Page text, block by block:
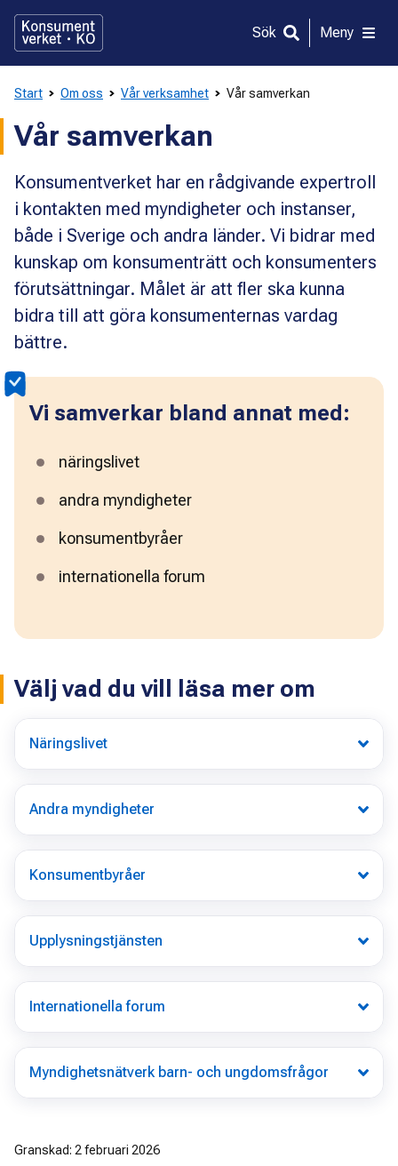
direkt
innehållet
Sök Meny
Start Om oss Vår verksamhet Vår samverkan
Vår samverkan
Konsumentverket har en rådgivande expertroll
i kontakten med myndigheter och instanser,
både i Sverige och andra länder. Vi bidrar med
kunskap om konsumenträtt och konsumenters
förutsättningar. Målet är att fler ska kunna
bidra till att göra konsumenternas vardag
bättre.
Vi samverkar bland annat med:
näringslivet
andra myndigheter
konsumentbyråer
internationella forum
Välj vad du vill läsa mer om
Näringslivet
Andra myndigheter
Konsumentbyråer
Upplysningstjänsten
Internationella forum
Myndighetsnätverk barn- och ungdomsfrågor
Granskad: 2 februari 2026